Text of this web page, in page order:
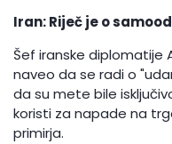
Iran: Riječ je o
Šef iranske diplomatije
naveo da se radi o
da su mete bile
koristi za napade na
primirja.